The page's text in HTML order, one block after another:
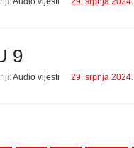
9
Audio vijesti 29. srpnja 2024.